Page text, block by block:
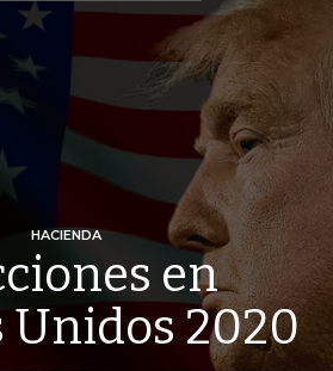
HACIENDA
en
Unidos 2020